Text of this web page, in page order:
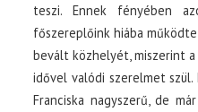
teszi. Ennek fényében
főszereplőink hiába
bevált közhelyét, miszerint
idővel valódi szerelmet szül.
Franciska nagyszerű, de